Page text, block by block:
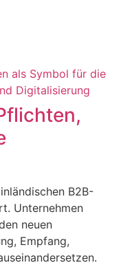
B2B-
Unternehmen
neuen
Empfang,